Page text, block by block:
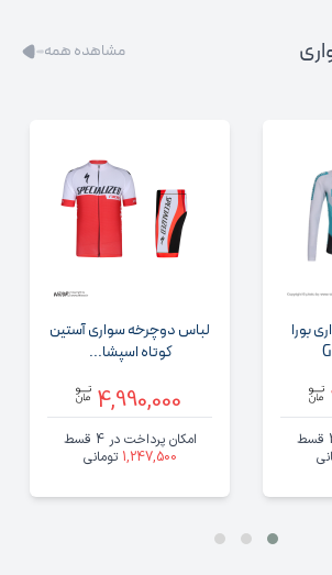
مشاهده همه
بورا
لباس دوچرخه سواری آستین
کوتاه اسپشا...
4,990,000
امکان پرداخت در 4 قسط
1,247,500 تومانی